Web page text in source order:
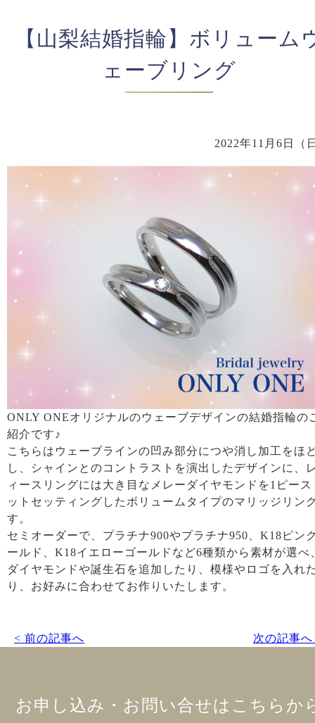
【山梨結婚指輪】ボリューム
ェーブリング
2022年11月6日（
ONLY ONEオリジナルのウェーブデザインの結婚指輪の
紹介です♪
こちらはウェーブラインの凹み部分につや消し加工をほ
し、シャインとのコントラストを演出したデザインに、
ィースリングには大き目なメレーダイヤモンドを1ピース
ットセッティングしたボリュームタイプのマリッジリン
す。
セミオーダーで、プラチナ900やプラチナ950、K18ピン
ールド、K18イエローゴールドなど6種類から素材が選べ
ダイヤモンドや誕生石を追加したり、模様やロゴを入れ
り、お好みに合わせてお作りいたします。
< 前の記事へ 次の記事
お申し込み・お問い合せはこちらか